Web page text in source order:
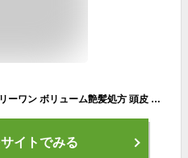
【普通肌の美髪育成セラム】ホーリーワン ボリューム艶髪処方 頭皮 エイジングケア* プラセンタ イソフラボン ローズマリー 抜け毛 薄毛 うねり ぱさつき 白髪 女性用 頭皮美容液 育毛 頭皮ケア スカルプケア 産後 ハリコシ 頭皮の匂い 無添加 100ml（* 年齢に応じたケア）
イトでみる